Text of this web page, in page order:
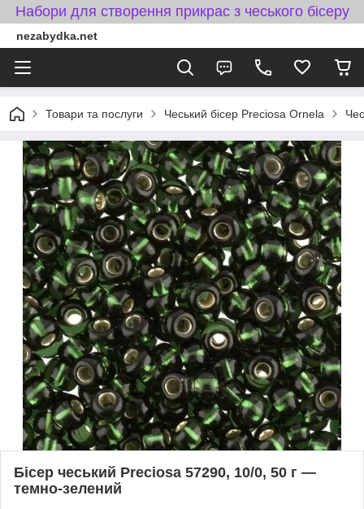
Набори для створення прикрас з чеського бісеру
nezabydka.net
Товари та послуги Чеський бісер Preciosa Ornela
Бісер чеський Preciosa 57290, 10/0, 50 г —
темно-зелений